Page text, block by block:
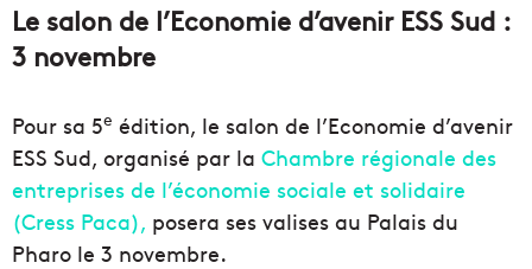
Le salon de l’Economie d’avenir ESS Sud :
3 novembre
Pour sa 5e édition, le salon de l’Economie d’avenir
ESS Sud, organisé par la Chambre régionale des
entreprises de l’économie sociale et solidaire
(Cress Paca), posera ses valises au Palais du
Pharo le 3 novembre.